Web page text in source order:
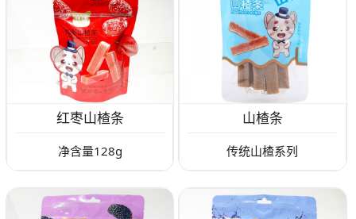
红枣山楂条
净含量128g
山楂条
传统山楂系列